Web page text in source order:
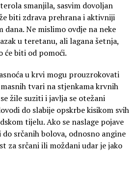
smanjila, sasvim dovoljan
biti zdrava prehrana i aktivniji
dana. Ne mislimo ovdje na neke
u teretanu, ali lagana šetnja,
će biti od pomoći.
u krvi mogu prouzrokovati
tvari na stjenkama krvnih
žile suziti i javlja se otežani
do slabije opskrbe kisikom svih
tijelu. Ako se naslage pojave
srčanih bolova, odnosno angine
za srčani ili moždani udar je jako